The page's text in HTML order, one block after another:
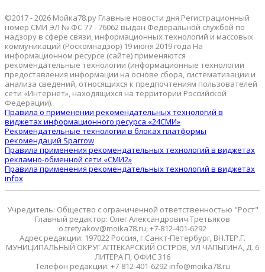
©2017 - 2026 Мойка78.ру Главные новости дня Регистрационный
номер СМИ ЭЛ № ФС 77 - 76062 выдан Федеральной службой по
надзору в сфере связи, информационных технологий и массовых
коммуникаций (Роскомнадзор) 19 июня 2019 года На
информационном ресурсе (сайте) применяются
рекомендательные технологии (информационные технологии
предоставления информации на основе сбора, систематизации и
анализа сведений, относящихся к предпочтениям пользователей
сети «Интернет», находящихся на территории Российской
Федерации).
Правила о применении рекомендательных технологий в
виджетах информационного ресурса «24СМИ»
Рекомендательные технологии в блоках платформы
рекомендаций Sparrow
Правила применения рекомендательных технологий в виджетах
рекламно-обменной сети «СМИ2»
Правила применения рекомендательных технологий в виджетах
infox
Учредитель: Общество с ограниченной ответственностью "Рост"
Главный редактор: Олег Александрович Третьяков
o.tretyakov@moika78.ru, +7-812-401-6292
Адрес редакции: 197022 Россия, г.Санкт-Петербург, ВН.ТЕР.Г.
МУНИЦИПАЛЬНЫЙ ОКРУГ АПТЕКАРСКИЙ ОСТРОВ, УЛ ЧАПЫГИНА, Д. 6
ЛИТЕРА П, ОФИС 316
Телефон редакции: +7-812-401-6292 info@moika78.ru